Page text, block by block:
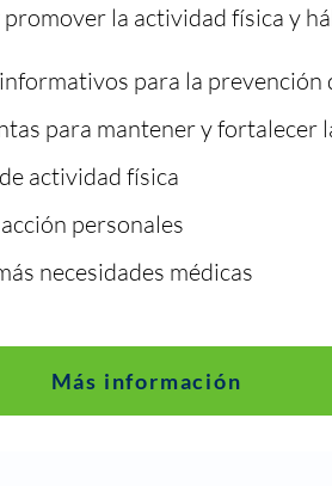
la actividad física y
para la prevención
para mantener y fortalecer
actividad física
personales
necesidades médicas
Más información